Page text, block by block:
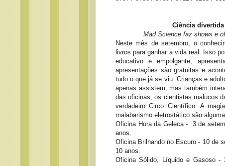
Ciência
Mad Science faz shows e
Neste mês de setembro, o
livros para ganhar a vida real. Isso
educativo e empolgante,
apresentações são gratuitas e
tudo o que já se viu. Crianças e
apenas assistem, mas também
das oficinas, os cientistas malucos
verdadeiro Circo Científico. A
malabarismo eletrostático são
Oficina Hora da Geleca - 3 de
anos.
Oficina Brilhando no Escuro - 10 de
10 anos.
Oficina Sólido, Líquido e Gasoso -